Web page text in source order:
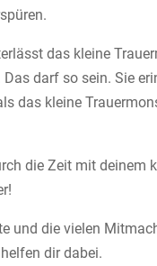
das kleine
Das darf so sein. Sie
das kleine
die Zeit mit deinem
und die vielen
dir dabei.